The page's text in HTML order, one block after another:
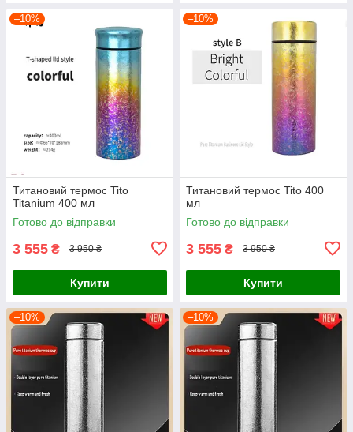
–10%
Титановий термос Tito
Titanium 400 мл
Готово до відправки
3 555 ₴ 3 950 ₴
Купити
–10%
Титановий термос Titо 400
мл
Готово до відправки
3 555 ₴ 3 950 ₴
Купити
–10% –10%